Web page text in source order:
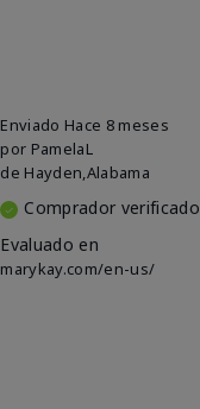
Enviado Hace 8 meses
por PamelaL
de Hayden,Alabama
Comprador verificado
Evaluado en
marykay.com/en-us/